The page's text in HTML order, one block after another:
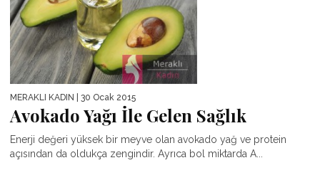
MERAKLI KADIN | 30 Ocak 2015
Avokado Yağı İle Gelen Sağlık
Enerji değeri yüksek bir meyve olan avokado yağ ve protein
açısından da oldukça zengindir. Ayrıca bol miktarda A...